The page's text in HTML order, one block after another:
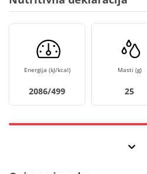
Energija (kJ/kcal)
2086/499
Masti (g)
25